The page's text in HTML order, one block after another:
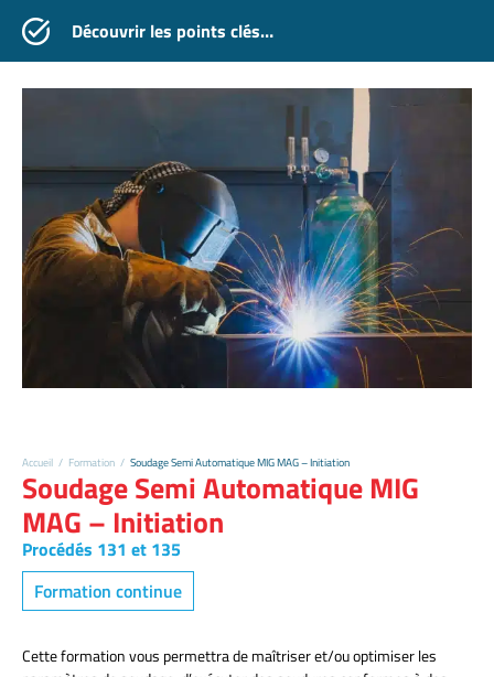
Découvrir les points clés…
Accueil / Formation / Soudage Semi Automatique MIG MAG – Initiation
Soudage Semi Automatique MIG
MAG – Initiation
Procédés 131 et 135
Formation continue
Cette formation vous permettra de maîtriser et/ou optimiser les